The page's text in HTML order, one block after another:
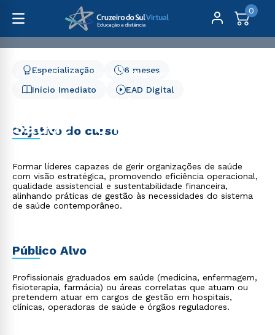
0
Pós-Graduação
Gestão e Negócios
Gestão e Liderança em Saúde - 6 meses
Saúde - 6 meses
Início Imediato
6 meses
Especialização
EAD Digital
Objetivo do curso
Formar líderes capazes de gerir organizações de saúde
com visão estratégica, promovendo eficiência operacional,
qualidade assistencial e sustentabilidade financeira,
alinhando práticas de gestão às necessidades do sistema
de saúde contemporâneo.
Público Alvo
Profissionais graduados em saúde (medicina, enfermagem,
fisioterapia, farmácia) ou áreas correlatas que atuam ou
pretendem atuar em cargos de gestão em hospitais,
clínicas, operadoras de saúde e órgãos reguladores.